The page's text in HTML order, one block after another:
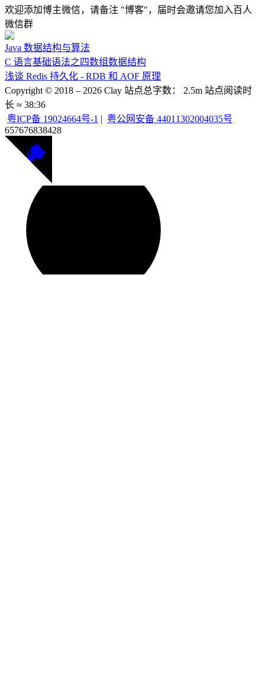
欢迎添加博主微信，请备注 "博客"，届时会邀请您加入百人
微信群
Java 数据结构与算法
C 语言基础语法之四数组数据结构
浅谈 Redis 持久化 - RDB 和 AOF 原理
Copyright © 2018 – 2026 Clay 站点总字数： 2.5m 站点阅读时
长 ≈ 38:36
粤ICP备 19024664号-1 | 粤公网安备 44011302004035号
657676838428